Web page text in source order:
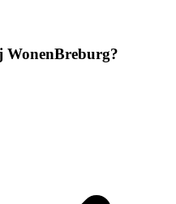
WonenBreburg?